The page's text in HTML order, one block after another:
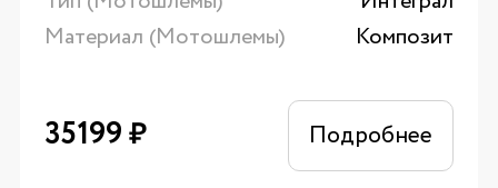
Материал (Мотошлемы)
Композит
35199₽ Подробнее